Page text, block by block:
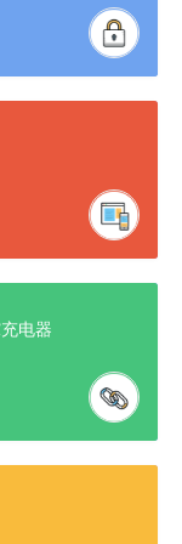
电器